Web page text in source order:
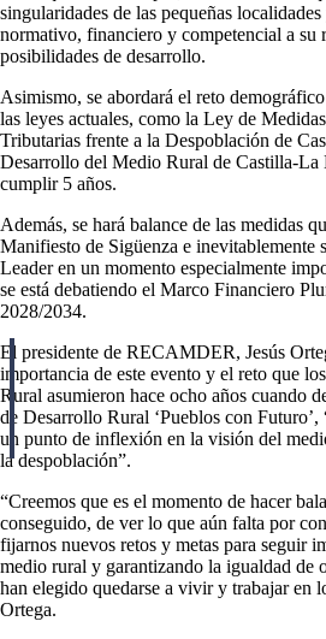
singularidades de las pequeñas
normativo, financiero y competencial a su
posibilidades de desarrollo.
Asimismo, se abordará el reto
las leyes actuales, como la Ley de
Tributarias frente a la Despoblación de
Desarrollo del Medio Rural de Castilla-La
cumplir 5 años.
Además, se hará balance de las medidas
Manifiesto de Sigüenza e inevitablemente
Leader en un momento especialmente
se está debatiendo el Marco Financiero
2028/2034.
El presidente de RECAMDER, Jesús
importancia de este evento y el reto que
Rural asumieron hace ocho años cuando
de Desarrollo Rural ‘Pueblos con
un punto de inflexión en la visión del
la despoblación”.
“Creemos que es el momento de hacer
conseguido, de ver lo que aún falta por
fijarnos nuevos retos y metas para seguir
medio rural y garantizando la igualdad de
han elegido quedarse a vivir y trabajar en
Ortega.